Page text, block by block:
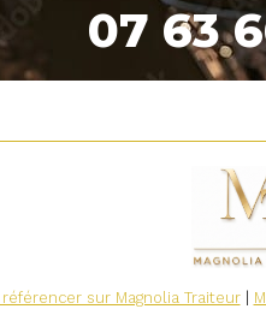
07 63
référencer sur Magnolia Traiteur|